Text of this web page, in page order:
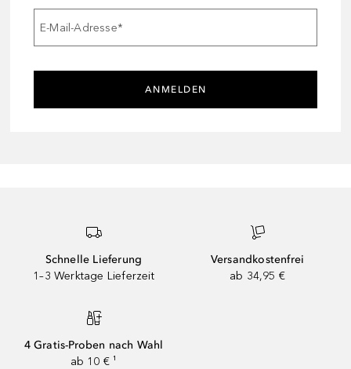
E-Mail-Adresse*
ANMELDEN
Schnelle Lieferung
1–3 Werktage Lieferzeit
Versandkostenfrei
ab 34,95 €
4 Gratis-Proben nach Wahl
ab 10 € ¹